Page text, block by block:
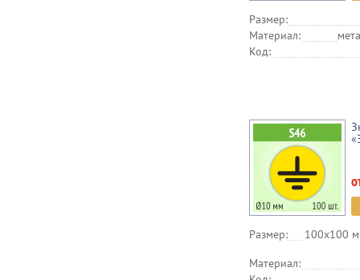
Размер:
Материал:
Код:
Размер:
100х100
Материал: